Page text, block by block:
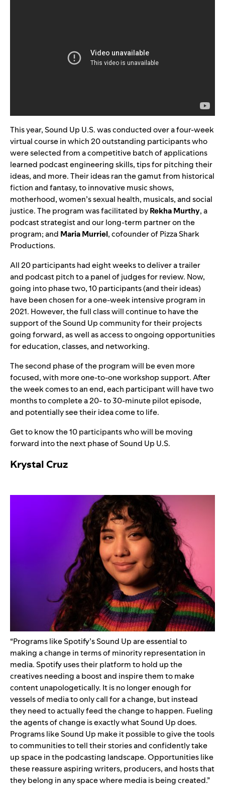
This year, Sound Up U.S. was conducted over a four-week
virtual course in which 20 outstanding participants who
were selected from a competitive batch of applications
learned podcast engineering skills, tips for pitching their
ideas, and more. Their ideas ran the gamut from historical
fiction and fantasy, to innovative music shows,
motherhood, women’s sexual health, musicals, and social
justice. The program was facilitated byRekhaMurthy, a
podcast strategist and our long-term partner on the
program; and MariaMurriel, cofounder of Pizza Shark
Productions.
All 20 participants had eight weeks to deliver a trailer
and podcast pitch to a panel of judges for review. Now,
going into phase two, 10 participants (and their ideas)
have been chosen for a one-week intensive program in
2021. However, the full class will continue to have the
support of the Sound Up community for their projects
going forward, as well as access to ongoing opportunities
for education, classes, and networking.
The second phase of the program will be even more
focused, with more one-to-one workshop support. After
the week comes to an end, each participant will have two
months to complete a 20- to 30-minute pilot episode,
and potentially see their idea come to life.
Get to know the 10 participants who will be moving
forward into the next phase of Sound Up U.S.
Krystal Cruz
“Programs like Spotify’s Sound Up are essential to
making a change in terms of minority representation in
media. Spotify uses their platform to hold up the
creatives needing a boost and inspire them to make
content unapologetically. It is no longer enough for
vessels of media to only call for a change, but instead
they need to actually feed the change to happen. Fueling
the agents of change is exactly what Sound Up does.
Programs like Sound Up make it possible to give the tools
to communities to tell their stories and confidently take
up space in the podcasting landscape. Opportunities like
these reassure aspiring writers, producers, and hosts that
they belong in any space where media is being created.”